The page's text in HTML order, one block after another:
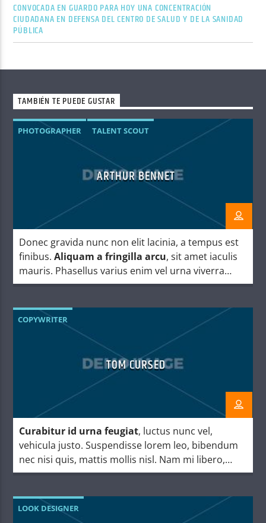
CONVOCADA EN GUARDO PARA HOY UNA CONCENTRACIÓN
CIUDADANA EN DEFENSA DEL CENTRO DE SALUD Y DE LA SANIDAD
PÚBLICA
TAMBIÉN TE PUEDE GUSTAR
PHOTOGRAPHER TALENT SCOUT
ARTHUR BENNET
Donec gravida nunc non elit lacinia, a tempus est
finibus.Aliquam a fringilla arcu, sit amet iaculis
mauris. Phasellus varius enim vel urna viverra
fringilla. Interdum et malesuada fames ac.
COPYWRITER
TOM CURSED
Curabitur id urna feugiat, luctus nunc vel,
vehicula justo. Suspendisse lorem leo, bibendum
nec nisi quis, mattis mollis nisl. Nam mi libero,
vehicula eget aliquet ac, vehicula nec ante. Donec.
LOOK DESIGNER